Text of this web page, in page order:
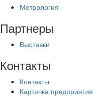
Метрология
Партнеры
Выставки
Контакты
Контакты
Карточка предприятия